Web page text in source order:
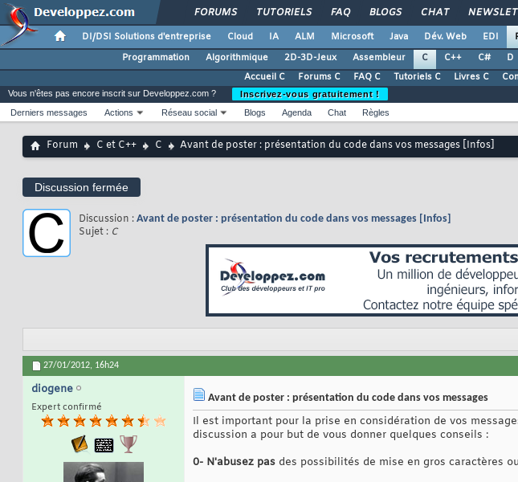
FORUMS TUTORIELS FAQ BLOGS CHAT
DI/DSI Solutions d'entreprise Cloud IA ALM Microsoft Java Dév. Web EDI
Programmation
Algorithmique 2D-3D-Jeux Assembleur C C++ C# D
Accueil C
Forums C FAQ C Tutoriels C Livres C
Vous n'êtes pas encore inscrit sur Developpez.com ?
Inscrivez-vous gratuitement !
Derniers messages
Actions Réseau social Blogs Agenda Chat Règles
Forum C et C++ C Avant de poster : présentation du code dans vos messages [Infos]
Discussion fermée
Discussion : Avant de poster : présentation du code dans vos messages [Infos]
Sujet : C
27/01/2012, 16h24
diogene
Expert confirmé
Avant de poster : présentation du code dans vos messages
Il est important pour la prise en considération de vos
discussion a pour but de vous donner quelques conseils :
0- N'abusez pas des possibilités de mise en gros caractères